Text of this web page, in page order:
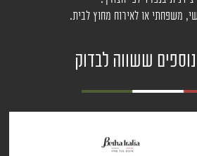
משפחתי או לאירוח מחוץ לבית.
ששווה לבדוק